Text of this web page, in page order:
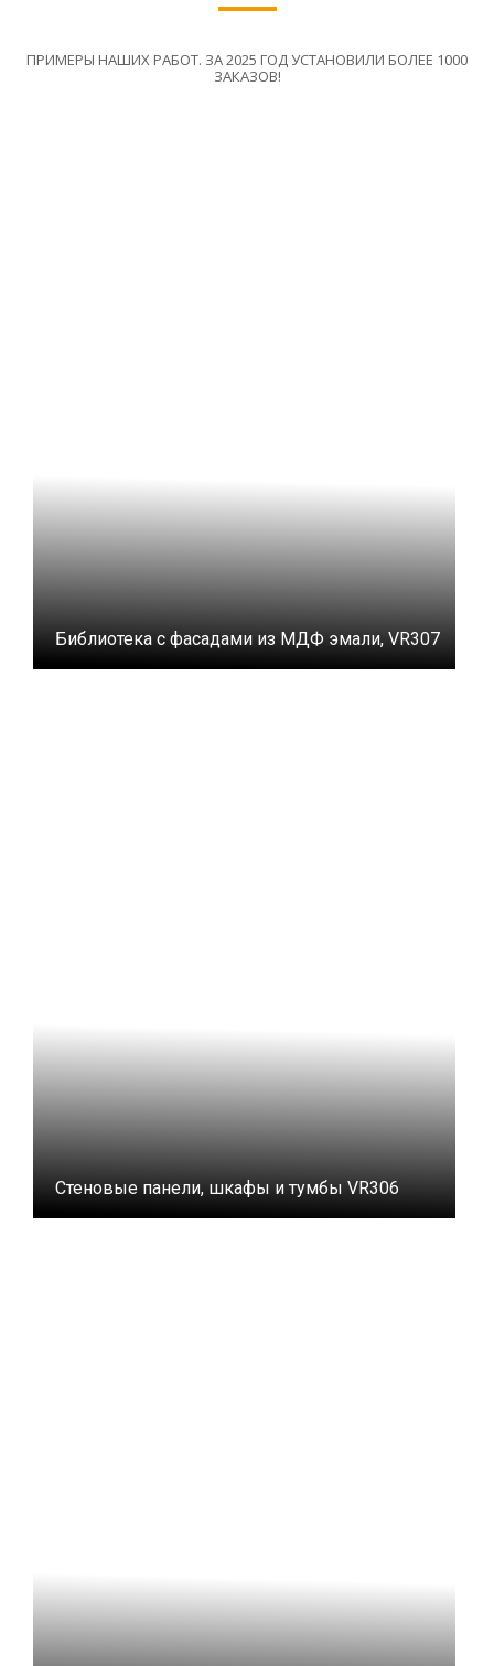
ПРИМЕРЫ НАШИХ РАБОТ. ЗА 2025 ГОД УСТАНОВИЛИ БОЛЕЕ 1000
ЗАКАЗОВ!
Библиотека с фасадами из МДФ эмали, VR307
Стеновые панели, шкафы и тумбы VR306